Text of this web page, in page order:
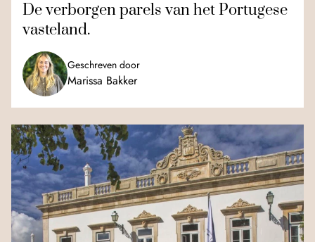
De verborgen parels van het Portugese
vasteland.
Geschreven door
Marissa Bakker